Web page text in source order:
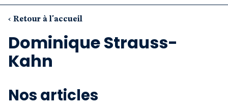
Nos propositions
Notre revue
‹ Retour à l'accueil
Dominique Strauss-
Kahn
Nos articles